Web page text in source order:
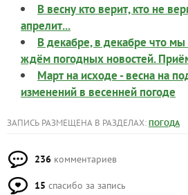
В весну кто верит, кто не
апрелит...
В декабре, в декабре что
ждём погодных новостей.
Март на исходе - весна на
изменений в весенней погоде
ЗАПИСЬ РАЗМЕЩЕНА В РАЗДЕЛАХ: ПОГОДА
236 комментариев
15 спасибо за запись